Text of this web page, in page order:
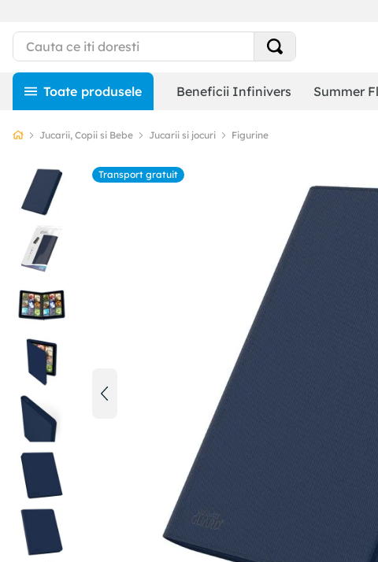
Beneficii Infinivers Summer
Jucarii, Copii si Bebe Jucarii si jocuri Figurine
Transport gratuit